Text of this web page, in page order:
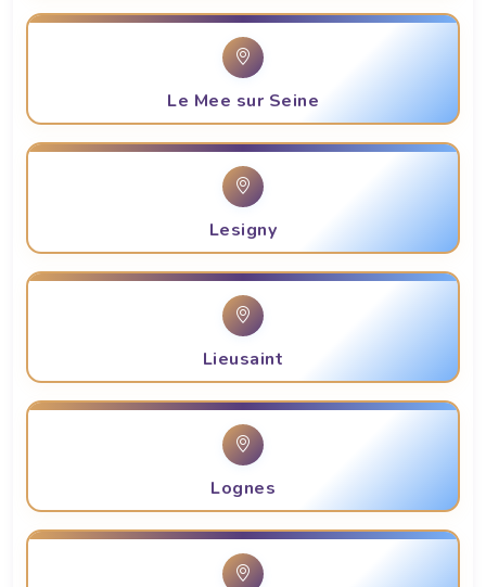
Le Mee sur Seine
Lesigny
Lieusaint
Lognes